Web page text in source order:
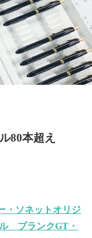
80本超え
・ソネットオリジ
ル ブランクGT・